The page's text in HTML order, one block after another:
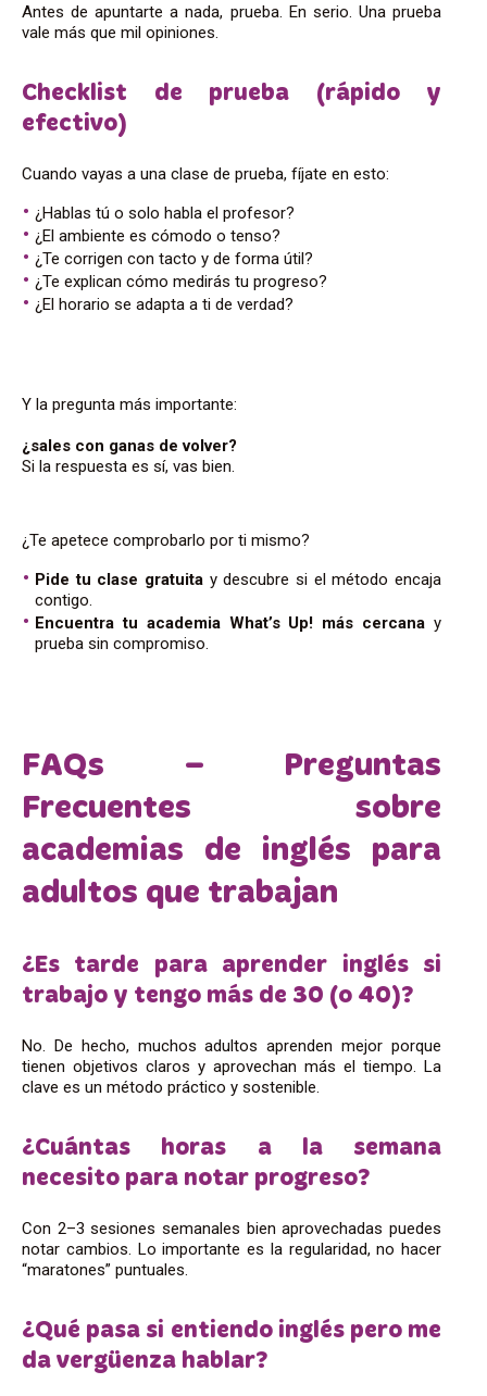
Antes de apuntarte a nada, prueba. En serio. Una prueba
vale más que mil opiniones.
Checklist de prueba (rápido y
efectivo)
Cuando vayas a una clase de prueba, fíjate en esto:
¿Hablas tú o solo habla el profesor?
¿El ambiente es cómodo o tenso?
¿Te corrigen con tacto y de forma útil?
¿Te explican cómo medirás tu progreso?
¿El horario se adapta a ti de verdad?
Y la pregunta más importante:
¿sales con ganas de volver?
Si la respuesta es sí, vas bien.
¿Te apetece comprobarlo por ti mismo?
Pide tu clase gratuita y descubre si el método encaja
contigo.
Encuentra tu academia What’s Up! más cercana y
prueba sin compromiso.
FAQs – Preguntas
Frecuentes sobre
academias de inglés para
adultos que trabajan
¿Es tarde para aprender inglés si
trabajo y tengo más de 30 (o 40)?
No. De hecho, muchos adultos aprenden mejor porque
tienen objetivos claros y aprovechan más el tiempo. La
clave es un método práctico y sostenible.
¿Cuántas horas a la semana
necesito para notar progreso?
Con 2–3 sesiones semanales bien aprovechadas puedes
notar cambios. Lo importante es la regularidad, no hacer
“maratones” puntuales.
¿Qué pasa si entiendo inglés pero me
da vergüenza hablar?